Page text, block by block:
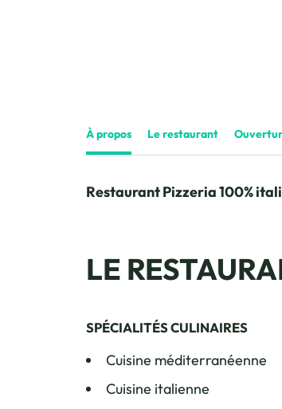
À propos Le restaurant
Restaurant Pizzeria 100%
LE
SPÉCIALITÉS CULINAIRES
Cuisine méditerranéenne
Cuisine italienne